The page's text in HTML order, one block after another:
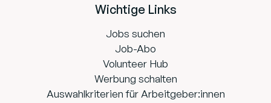
Wichtige Links
Jobs suchen
Job-Abo
Volunteer Hub
Werbung schalten
Auswahlkriterien für Arbeitgeber:innen